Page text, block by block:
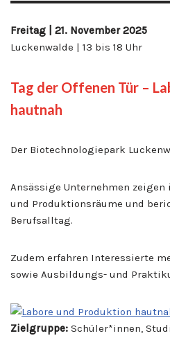
Freitag | 21. November 2025
Luckenwalde | 13 bis 18 Uhr
Tag der Offenen Tür –
hautnah
Der Biotechnologiepark
Ansässige Unternehmen zeigen
und Produktionsräume und
Berufsalltag.
Zudem erfahren Interessierte
sowie Ausbildungs- und
Zielgruppe: Schüler*innen,